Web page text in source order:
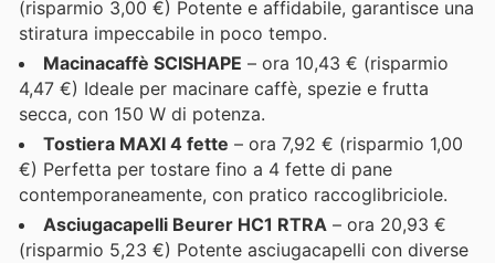
(risparmio 3,00 €) Potente e affidabile, garantisce una
stiratura impeccabile in poco tempo.
Macinacaffè SCISHAPE – ora 10,43 € (risparmio
4,47 €) Ideale per macinare caffè, spezie e frutta
secca, con 150 W di potenza.
Tostiera MAXI 4 fette – ora 7,92 € (risparmio 1,00
€) Perfetta per tostare fino a 4 fette di pane
contemporaneamente, con pratico raccoglibriciole.
Asciugacapelli Beurer HC1 RTRA – ora 20,93 €
(risparmio 5,23 €) Potente asciugacapelli con diverse